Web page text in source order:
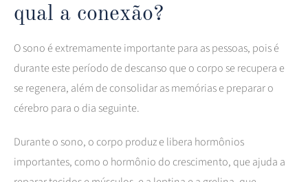
qual a conexão?
O sono é extremamente importante para as pessoas, pois é
durante este período de descanso que o corpo se recupera e
se regenera, além de consolidar as memórias e preparar o
cérebro para o dia seguinte.
Durante o sono, o corpo produz e libera hormônios
importantes, como o hormônio do crescimento, que ajuda a